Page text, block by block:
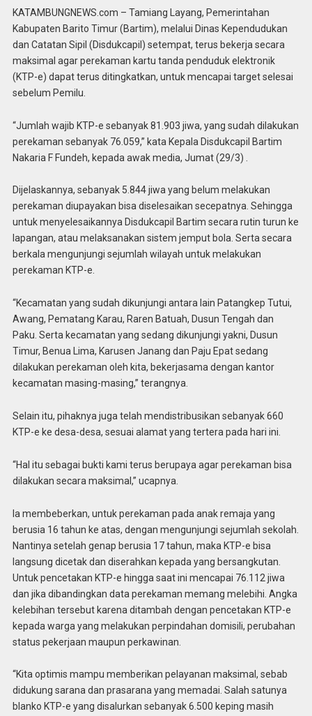
KATAMBUNGNEWS.com – Tamiang Layang, Pemerintahan
Kabupaten Barito Timur (Bartim), melalui Dinas Kependudukan
dan Catatan Sipil (Disdukcapil) setempat, terus bekerja secara
maksimal agar perekaman kartu tanda penduduk elektronik
(KTP-e) dapat terus ditingkatkan, untuk mencapai target selesai
sebelum Pemilu.
“Jumlah wajib KTP-e sebanyak 81.903 jiwa, yang sudah dilakukan
perekaman sebanyak 76.059,” kata Kepala Disdukcapil Bartim
Nakaria F Fundeh, kepada awak media, Jumat (29/3) .
Dijelaskannya, sebanyak 5.844 jiwa yang belum melakukan
perekaman diupayakan bisa diselesaikan secepatnya. Sehingga
untuk menyelesaikannya Disdukcapil Bartim secara rutin turun ke
lapangan, atau melaksanakan sistem jemput bola. Serta secara
berkala mengunjungi sejumlah wilayah untuk melakukan
perekaman KTP-e.
“Kecamatan yang sudah dikunjungi antara lain Patangkep Tutui,
Awang, Pematang Karau, Raren Batuah, Dusun Tengah dan
Paku. Serta kecamatan yang sedang dikunjungi yakni, Dusun
Timur, Benua Lima, Karusen Janang dan Paju Epat sedang
dilakukan perekaman oleh kita, bekerjasama dengan kantor
kecamatan masing-masing,” terangnya.
Selain itu, pihaknya juga telah mendistribusikan sebanyak 660
KTP-e ke desa-desa, sesuai alamat yang tertera pada hari ini.
“Hal itu sebagai bukti kami terus berupaya agar perekaman bisa
dilakukan secara maksimal,” ucapnya.
Ia membeberkan, untuk perekaman pada anak remaja yang
berusia 16 tahun ke atas, dengan mengunjungi sejumlah sekolah.
Nantinya setelah genap berusia 17 tahun, maka KTP-e bisa
langsung dicetak dan diserahkan kepada yang bersangkutan.
Untuk pencetakan KTP-e hingga saat ini mencapai 76.112 jiwa
dan jika dibandingkan data perekaman memang melebihi. Angka
kelebihan tersebut karena ditambah dengan pencetakan KTP-e
kepada warga yang melakukan perpindahan domisili, perubahan
status pekerjaan maupun perkawinan.
“Kita optimis mampu memberikan pelayanan maksimal, sebab
didukung sarana dan prasarana yang memadai. Salah satunya
blanko KTP-e yang disalurkan sebanyak 6.500 keping masih